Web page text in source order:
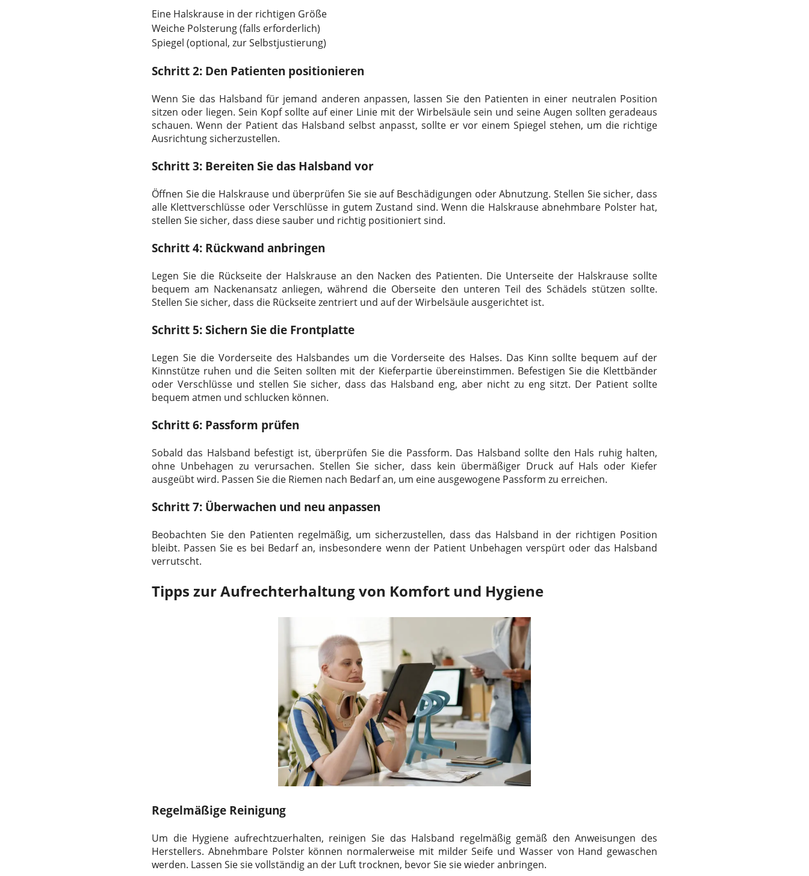
Eine Halskrause in der richtigen Größe
Weiche Polsterung (falls erforderlich)
Spiegel (optional, zur Selbstjustierung)
Schritt 2: Den Patienten positionieren
Wenn Sie das Halsband für jemand anderen anpassen, lassen Sie den Patienten in einer neutralen Position
sitzen oder liegen. Sein Kopf sollte auf einer Linie mit der Wirbelsäule sein und seine Augen sollten geradeaus
schauen. Wenn der Patient das Halsband selbst anpasst, sollte er vor einem Spiegel stehen, um die richtige
Ausrichtung sicherzustellen.
Schritt 3: Bereiten Sie das Halsband vor
Öffnen Sie die Halskrause und überprüfen Sie sie auf Beschädigungen oder Abnutzung. Stellen Sie sicher, dass
alle Klettverschlüsse oder Verschlüsse in gutem Zustand sind. Wenn die Halskrause abnehmbare Polster hat,
stellen Sie sicher, dass diese sauber und richtig positioniert sind.
Schritt 4: Rückwand anbringen
Legen Sie die Rückseite der Halskrause an den Nacken des Patienten. Die Unterseite der Halskrause sollte
bequem am Nackenansatz anliegen, während die Oberseite den unteren Teil des Schädels stützen sollte.
Stellen Sie sicher, dass die Rückseite zentriert und auf der Wirbelsäule ausgerichtet ist.
Schritt 5: Sichern Sie die Frontplatte
Legen Sie die Vorderseite des Halsbandes um die Vorderseite des Halses. Das Kinn sollte bequem auf der
Kinnstütze ruhen und die Seiten sollten mit der Kieferpartie übereinstimmen. Befestigen Sie die Klettbänder
oder Verschlüsse und stellen Sie sicher, dass das Halsband eng, aber nicht zu eng sitzt. Der Patient sollte
bequem atmen und schlucken können.
Schritt 6: Passform prüfen
Sobald das Halsband befestigt ist, überprüfen Sie die Passform. Das Halsband sollte den Hals ruhig halten,
ohne Unbehagen zu verursachen. Stellen Sie sicher, dass kein übermäßiger Druck auf Hals oder Kiefer
ausgeübt wird. Passen Sie die Riemen nach Bedarf an, um eine ausgewogene Passform zu erreichen.
Schritt 7: Überwachen und neu anpassen
Beobachten Sie den Patienten regelmäßig, um sicherzustellen, dass das Halsband in der richtigen Position
bleibt. Passen Sie es bei Bedarf an, insbesondere wenn der Patient Unbehagen verspürt oder das Halsband
verrutscht.
Tipps zur Aufrechterhaltung von Komfort und Hygiene
Regelmäßige Reinigung
Um die Hygiene aufrechtzuerhalten, reinigen Sie das Halsband regelmäßig gemäß den Anweisungen des
Herstellers. Abnehmbare Polster können normalerweise mit milder Seife und Wasser von Hand gewaschen
werden. Lassen Sie sie vollständig an der Luft trocknen, bevor Sie sie wieder anbringen.